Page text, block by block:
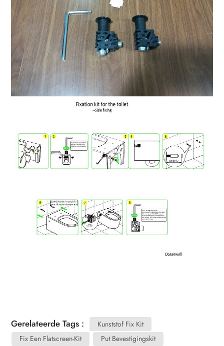
Gerelateerde Tags :
Kunststof Fix Kit
Fix Een Flatscreen-Kit
Put Bevestigingskit